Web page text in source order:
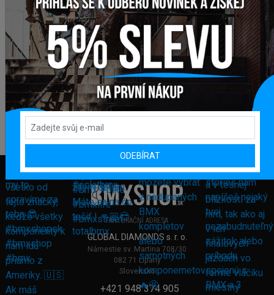
FAKTURAČNÍ ADRESA
GLOBAL DIAMONDS s. r. o.
Námestie sv. Martina 708/30
082 71 Lipany
Slovensko
+421 948 374 905
ODEBÍRAT